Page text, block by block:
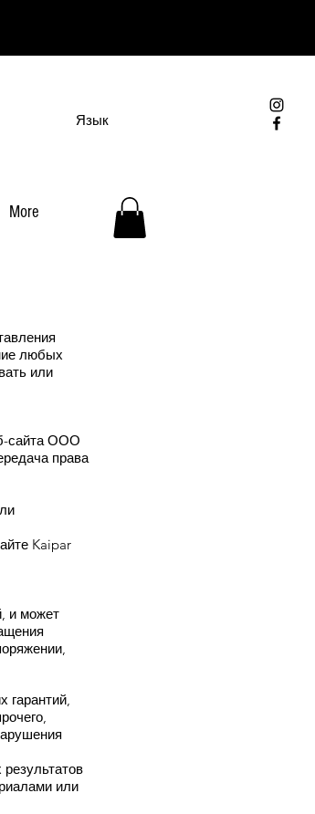
Язык
More
любых
или
сайта ООО
права
Kaipar
и может
гарантий,
или